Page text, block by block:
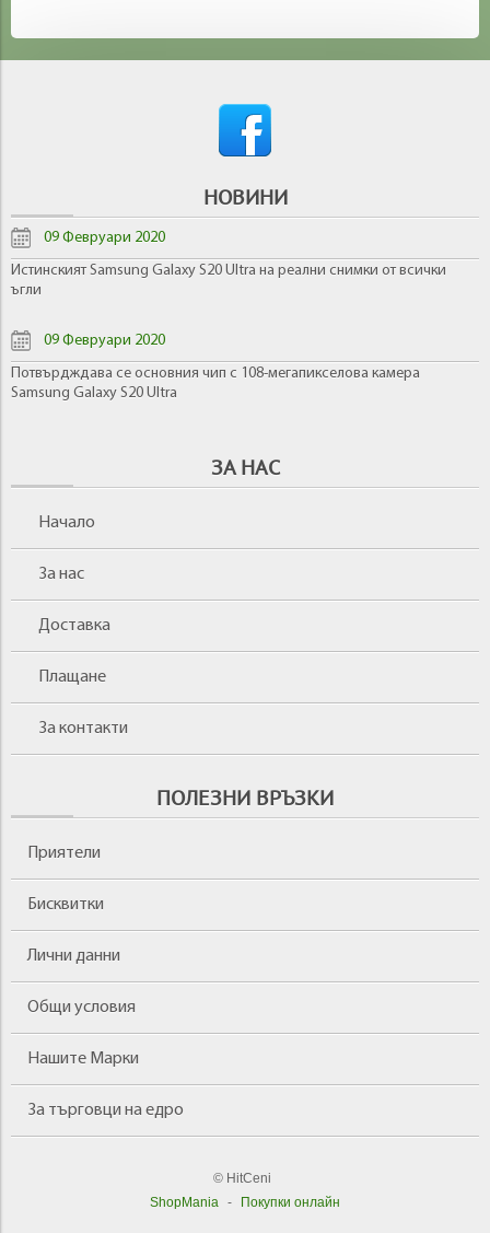
НОВИНИ
09 Февруари 2020
Истинският Samsung Galaxy S20 Ultra на реални снимки от всички
ъгли
09 Февруари 2020
Потвърдждава се основния чип с 108-мегапикселова камера
Samsung Galaxy S20 Ultra
ЗА НАС
Начало
За нас
Доставка
Плащане
За контакти
ПОЛЕЗНИ ВРЪЗКИ
Приятели
Бисквитки
Лични данни
Общи условия
Нашите Марки
За търговци на едро
© HitCeni
ShopMania - Покупки онлайн